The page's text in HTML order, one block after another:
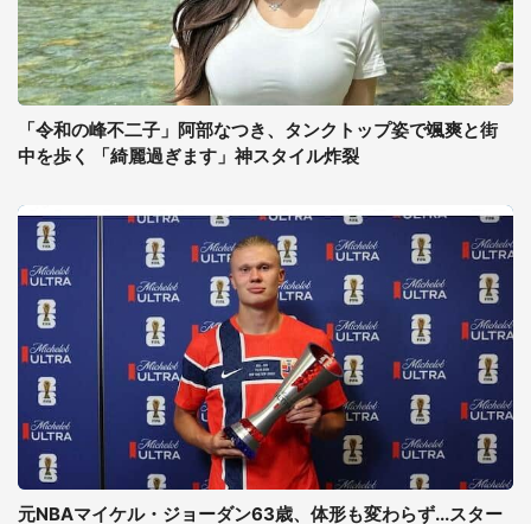
「令和の峰不二子」阿部なつき、タンクトップ姿で颯爽と街
中を歩く 「綺麗過ぎます」神スタイル炸裂
元NBAマイケル・ジョーダン63歳、体形も変わらず...スター